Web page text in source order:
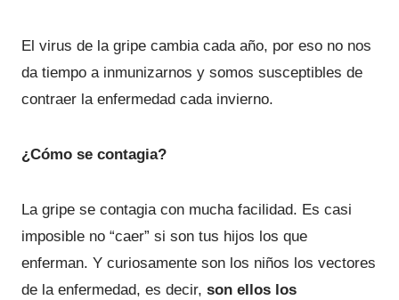
El virus de la gripe cambia cada año, por eso no nos
da tiempo a inmunizarnos y somos susceptibles de
contraer la enfermedad cada invierno.
¿Cómo se contagia?
La gripe se contagia con mucha facilidad. Es casi
imposible no “caer” si son tus hijos los que
enferman. Y curiosamente son los niños los vectores
de la enfermedad, es decir, son ellos los